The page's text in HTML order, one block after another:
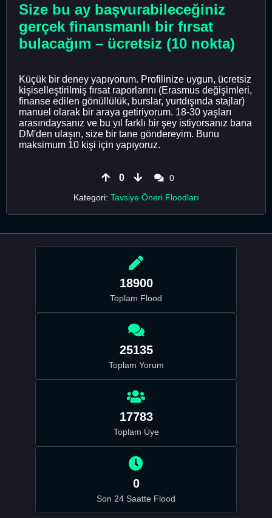
Size bu ay başvurabileceğiniz
gerçek finansmanlı bir fırsat
bulacağım – ücretsiz (10 nokta)
Küçük bir deney yapıyorum. Profilinize uygun, ücretsiz
kişiselleştirilmiş fırsat raporlarını (Erasmus değişimleri,
finanse edilen gönüllülük, burslar, yurtdışında stajlar)
manuel olarak bir araya getiriyorum. 18-30 yaşları
arasındaysanız ve bu yıl farklı bir şey istiyorsanız bana
DM'den ulaşın, size bir tane göndereyim. Bunu
maksimum 10 kişi için yapıyoruz.
0
0
Kategori: Tavsiye Öneri Floodları
18900
Toplam Flood
25135
Toplam Yorum
17783
Toplam Üye
0
Son 24 Saatte Flood